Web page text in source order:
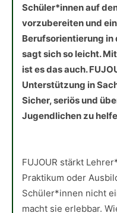
Schüler*innen auf
vorzubereiten und
Berufsorientierung in
sagt sich so leicht.
ist es das auch.
Unterstützung in
Sicher, seriös und
Jugendlichen zu
FUJOUR stärkt
Praktikum oder
Schüler*innen nicht
macht sie erlebbar.